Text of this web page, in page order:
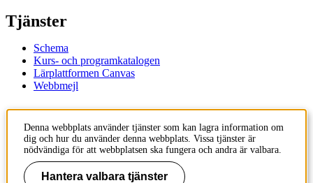
Tjänster
Schema
Kurs- och programkatalogen
Lärplattformen Canvas
Webbmejl
Kontakt
KTH
100 44 Stockholm
+46 8 790 60 00
Denna webbplats använder tjänster som kan lagra information om
dig och hur du använder denna webbplats. Vissa tjänster är
nödvändiga för att webbplatsen ska fungera och andra är valbara.
Hantera valbara tjänster